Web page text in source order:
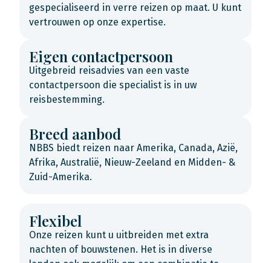
gespecialiseerd in verre reizen op maat. U kunt
vertrouwen op onze expertise.
Eigen contactpersoon
Uitgebreid reisadvies van een vaste
contactpersoon die specialist is in uw
reisbestemming.
Breed aanbod
NBBS biedt reizen naar Amerika, Canada, Azië,
Afrika, Australië, Nieuw-Zeeland en Midden- &
Zuid-Amerika.
Flexibel
Onze reizen kunt u uitbreiden met extra
nachten of bouwstenen. Het is in diverse